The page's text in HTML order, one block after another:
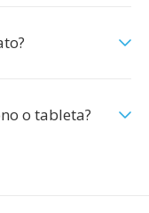
o tableta?